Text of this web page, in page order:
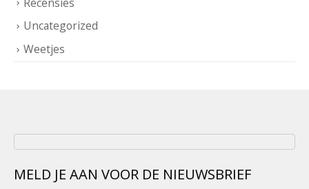
Uncategorized
Weetjes
MELD JE AAN VOOR DE NIEUWSBRIEF